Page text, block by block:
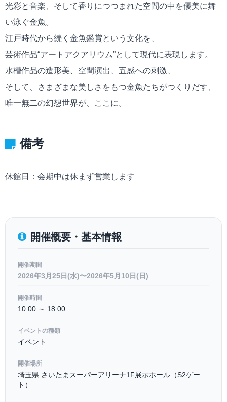
光彩と音楽、そして香りにつつまれた空間の中を優美に舞
い泳ぐ金魚。
江戸時代から続く金魚鑑賞という文化を、
芸術作品“アートアクアリウム”として現代に表現します。
水槽作品の造形美、空間演出、五感への刺激、
そして、さまざまな美しさをもつ金魚たちがつくりだす、
唯一無二の幻想世界が、ここに。
備考
休館日：会期中は休まず営業します
開催概要・基本情報
開催期間
2026年3月25日(水)〜2026年5月10日(日)
開催時間
10:00 ～ 18:00
イベントの種類
イベント
開催場所
埼玉県 さいたまスーパーアリーナ1F展示ホール（S2ゲー
ト）